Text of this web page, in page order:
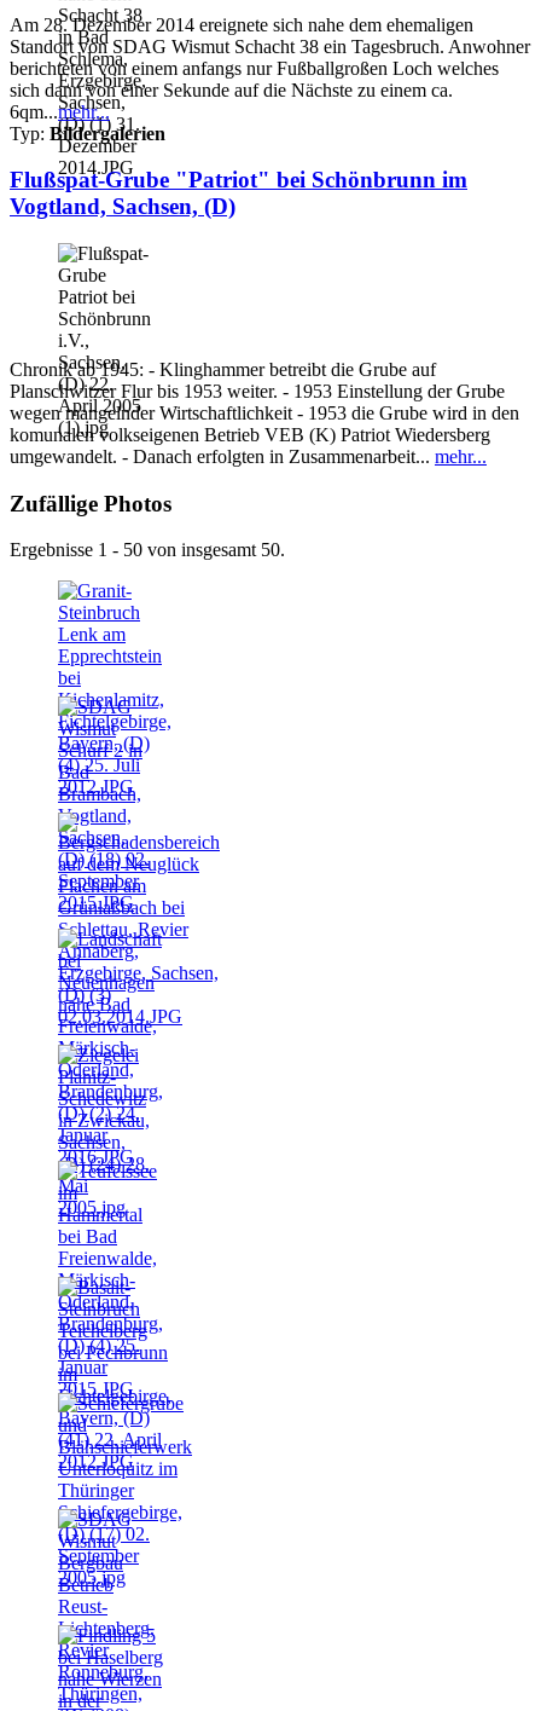
Am 28. Dezember 2014 ereignete sich nahe dem ehemaligen
Standort von SDAG Wismut Schacht 38 ein Tagesbruch. Anwohner
berichteten von einem anfangs nur Fußballgroßen Loch welches
sich dann von einer Sekunde auf die Nächste zu einem ca.
6qm...mehr...
Typ: Bildergalerien
Flußspat-Grube "Patriot" bei Schönbrunn im
Vogtland, Sachsen, (D)
Chronik ab 1945: - Klinghammer betreibt die Grube auf
Planschwitzer Flur bis 1953 weiter. - 1953 Einstellung der Grube
wegen mangelnder Wirtschaftlichkeit - 1953 die Grube wird in den
komunalen volkseigenen Betrieb VEB (K) Patriot Wiedersberg
umgewandelt. - Danach erfolgten in Zusammenarbeit... mehr...
Zufällige Photos
Ergebnisse 1 - 50 von insgesamt 50.